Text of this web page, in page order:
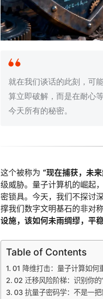
就在我们谈话的此刻，可
算立即破解，而是在耐心
今天所有的秘密。
这个被称为 “现在捕获，未
级威胁。量子计算机的崛起
密锁具。今天，我们不探讨
撑我们数字文明基石的非对
设施，该如何未雨绸缪，平
Table of Contents
01 降维打击：量子计算如何
02 迁移风险阶梯：识别你的
03 抗量子密码学：不是一